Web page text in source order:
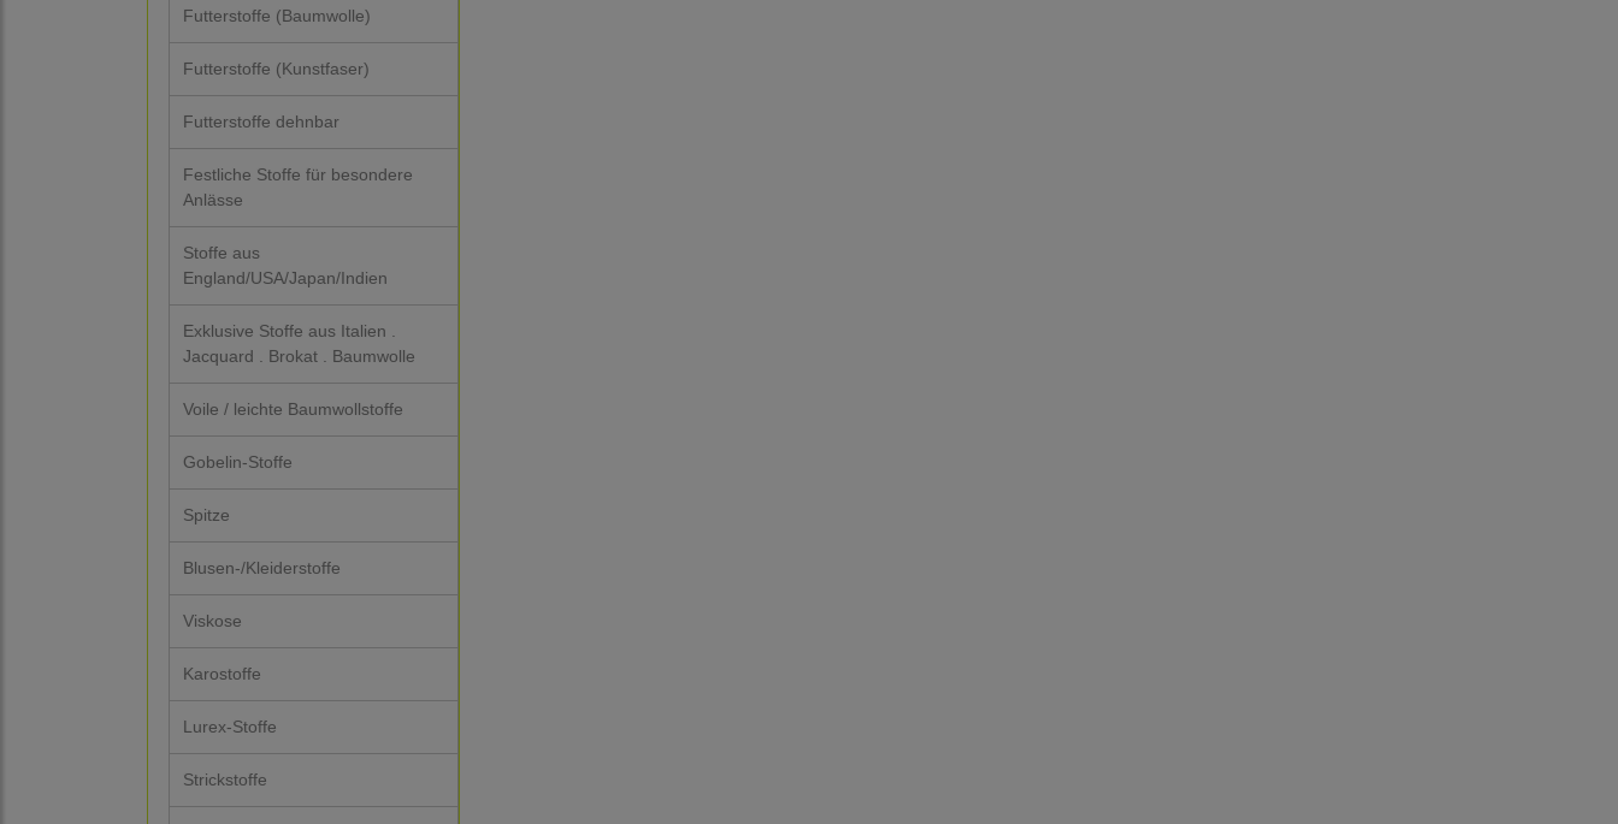
Futterstoffe (Baumwolle)
Futterstoffe (Kunstfaser)
Futterstoffe dehnbar
Festliche Stoffe für besondere
Anlässe
Stoffe aus
England/USA/Japan/Indien
Exklusive Stoffe aus Italien .
Jacquard . Brokat . Baumwolle
Voile / leichte Baumwollstoffe
Gobelin-Stoffe
Spitze
Blusen-/Kleiderstoffe
Viskose
Karostoffe
Lurex-Stoffe
Strickstoffe